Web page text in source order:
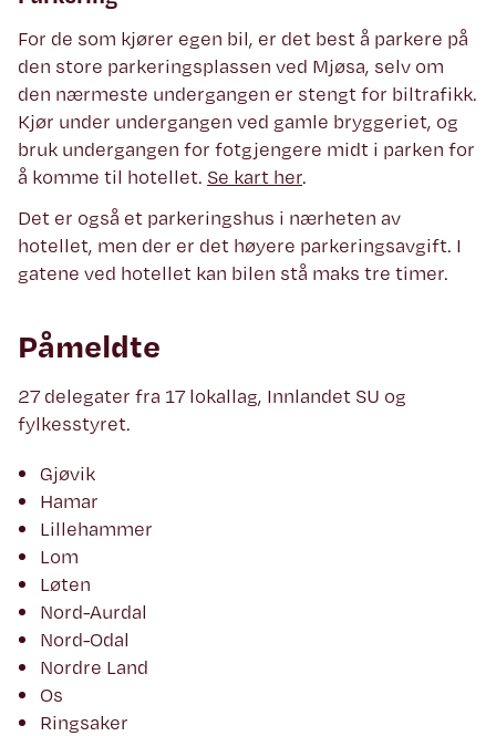
For de som kjører egen bil, er det best å parkere på
den store parkeringsplassen ved Mjøsa, selv om
den nærmeste undergangen er stengt for biltrafikk.
Kjør under undergangen ved gamle bryggeriet, og
bruk undergangen for fotgjengere midt i parken for
å komme til hotellet. Se kart her.
Det er også et parkeringshus i nærheten av
hotellet, men der er det høyere parkeringsavgift. I
gatene ved hotellet kan bilen stå maks tre timer.
Påmeldte
27 delegater fra 17 lokallag, Innlandet SU og
fylkesstyret.
Gjøvik
Hamar
Lillehammer
Lom
Løten
Nord-Aurdal
Nord-Odal
Nordre Land
Os
Ringsaker